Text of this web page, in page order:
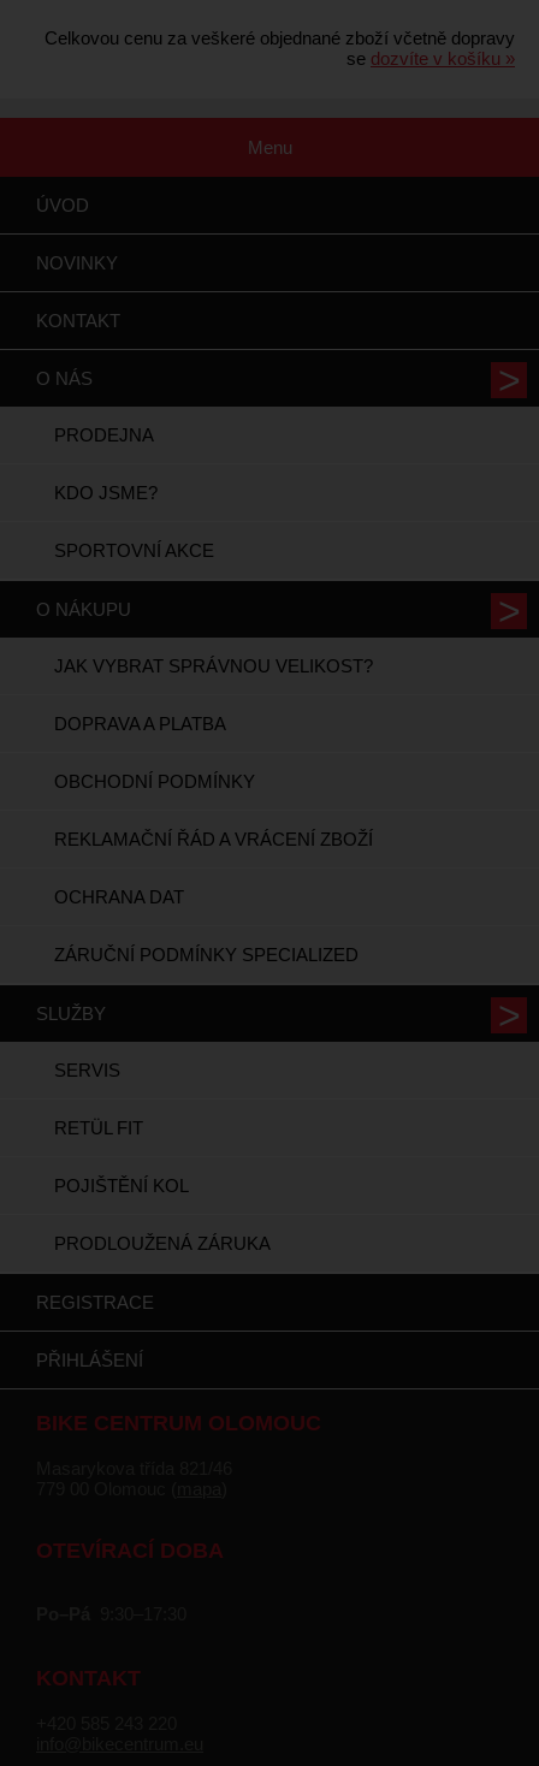
Celkovou cenu za veškeré objednané zboží včetně dopravy
se dozvíte v košíku »
Menu
ÚVOD
NOVINKY
KONTAKT
O NÁS
PRODEJNA
KDO JSME?
SPORTOVNÍ AKCE
O NÁKUPU
JAK VYBRAT SPRÁVNOU VELIKOST?
DOPRAVA A PLATBA
OBCHODNÍ PODMÍNKY
REKLAMAČNÍ ŘÁD A VRÁCENÍ ZBOŽÍ
OCHRANA DAT
ZÁRUČNÍ PODMÍNKY SPECIALIZED
SLUŽBY
SERVIS
RETÜL FIT
POJIŠTĚNÍ KOL
PRODLOUŽENÁ ZÁRUKA
REGISTRACE
PŘIHLÁŠENÍ
BIKE CENTRUM OLOMOUC
OTEVÍRACÍ DOBA
KONTAKT